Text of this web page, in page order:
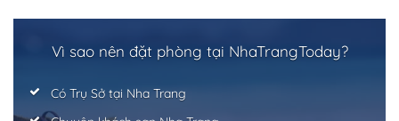
Vì sao nên đặt phòng tại NhaTrangToday?
Có Trụ Sở tại Nha Trang